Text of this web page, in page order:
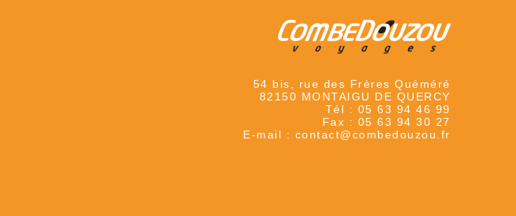
54 bis, rue des Frères Quéméré
82150 MONTAIGU DE QUERCY
Tél : 05 63 94 46 99
Fax : 05 63 94 30 27
E-mail : contact@combedouzou.fr